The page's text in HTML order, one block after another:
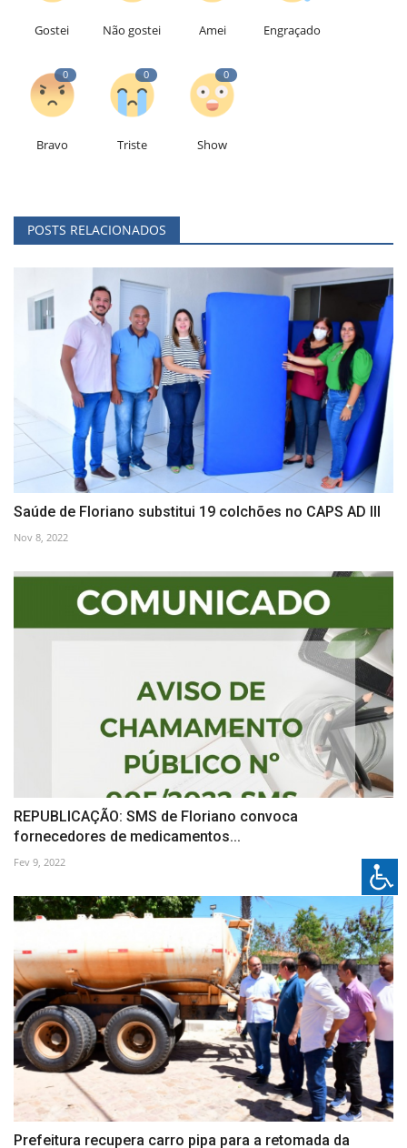
Gostei Não gostei Amei Engraçado
0
Bravo
0
Triste
0
Show
POSTS RELACIONADOS
Saúde de Floriano substitui 19 colchões no CAPS AD III
Nov 8, 2022
REPUBLICAÇÃO: SMS de Floriano convoca
fornecedores de medicamentos...
Fev 9, 2022
Prefeitura recupera carro pipa para a retomada da